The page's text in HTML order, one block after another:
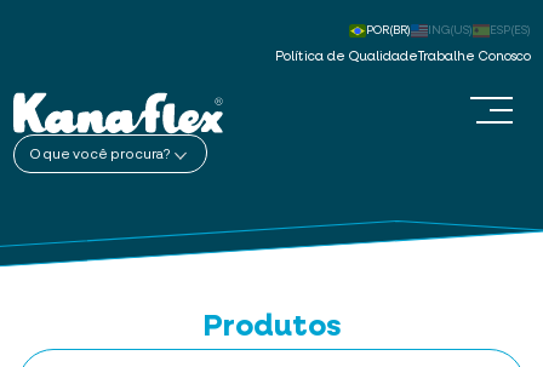
Política de Qualidade Trabalhe Conosco
POR(BR) ING(US) ESP(ES)
O que você procura?
Produtos